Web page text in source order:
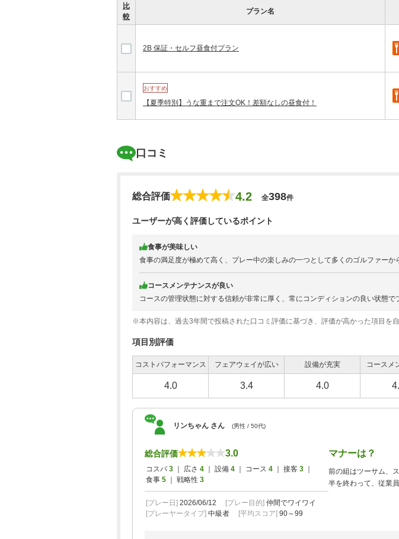
比
較
プラン名
2B 保証・セルフ昼食付プラン
おすすめ
【夏季特別】うな重まで注文OK！差額なしの昼食付！
口コミ
総合評価 4.2 全398件
ユーザーが高く評価しているポイント
食事が美味しい
食事の満足度が極めて高く、プレー中の楽しみの一つとして多くのゴルファーか
コースメンテナンスが良い
コースの管理状態に対する信頼が非常に厚く、常にコンディションの良い状態で
※本内容は、過去3年間で投稿された口コミ評価に基づき、評価が高かった項目を自
項目別評価
コストパフォーマンス フェアウェイが広い 設備が充実 コースメ
4.0 3.4 4.0
リンちゃん さん (男性 / 50代)
総合評価 3.0
コスパ 3 ｜ 広さ 4 ｜ 設備 4 ｜ コース 4 ｜ 接客 3
食事 5 ｜ 戦略性 3
[プレー日] 2026/06/12 [プレー目的] 仲間でワイワイ
[プレーヤータイプ] 中級者 [平均スコア] 90～99
マナーは？
前の組はツーサム、
半を終わって、従業